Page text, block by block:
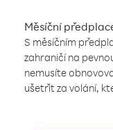
Měsíční
S měsíčním
zahraničí na
nemusíte
ušetřit za volání,